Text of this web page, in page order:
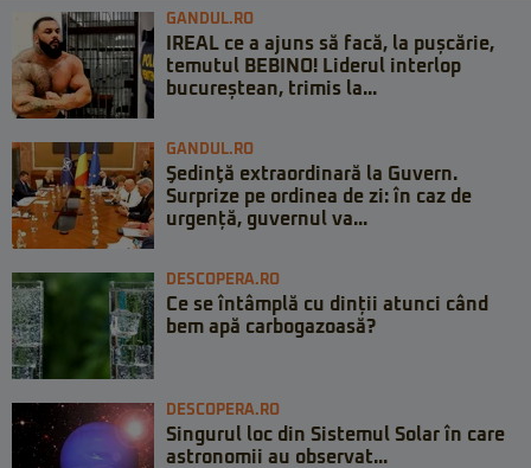
GANDUL.RO
IREAL ce a ajuns să facă, la pușcărie,
temutul BEBINO! Liderul interlop
bucureștean, trimis la...
GANDUL.RO
Şedinţă extraordinară la Guvern.
Surprize pe ordinea de zi: în caz de
urgență, guvernul va...
DESCOPERA.RO
Ce se întâmplă cu dinții atunci când
bem apă carbogazoasă?
DESCOPERA.RO
Singurul loc din Sistemul Solar în care
astronomii au observat...